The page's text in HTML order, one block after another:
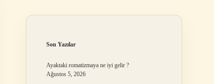
Son Yazılar
Ayaktaki romatizmaya ne iyi gelir ?
Ağustos 5, 2026